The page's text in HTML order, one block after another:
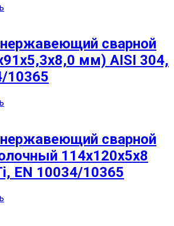
сварной
мм) AISI 304,
10365
сварной
114х120х5х8
EN 10034/10365